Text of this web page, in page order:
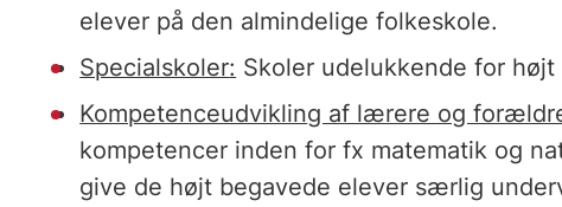
elever på den almindelige folkeskole.
Specialskoler: Skoler udelukkende for højt
Kompetenceudvikling af lærere og
kompetencer inden for fx matematik og
give de højt begavede elever særlig